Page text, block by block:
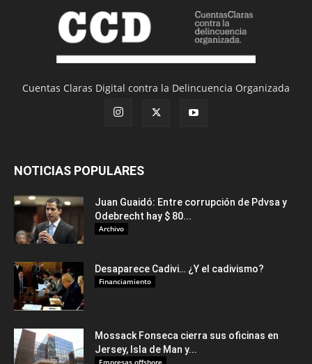
Cuentas Claras Digital contra la Delincuencia Organizada
NOTICIAS POPULARES
Juan Guaidó: Entre corrupción de Pdvsa y
Odebrecht hay $ 80...
Archivo
Desaparece Cadivi… ¿Y el cadivismo?
Financiamiento
Mossack Fonseca cierra sus oficinas en
Jersey, Isla de Man y...
Empresas offshore